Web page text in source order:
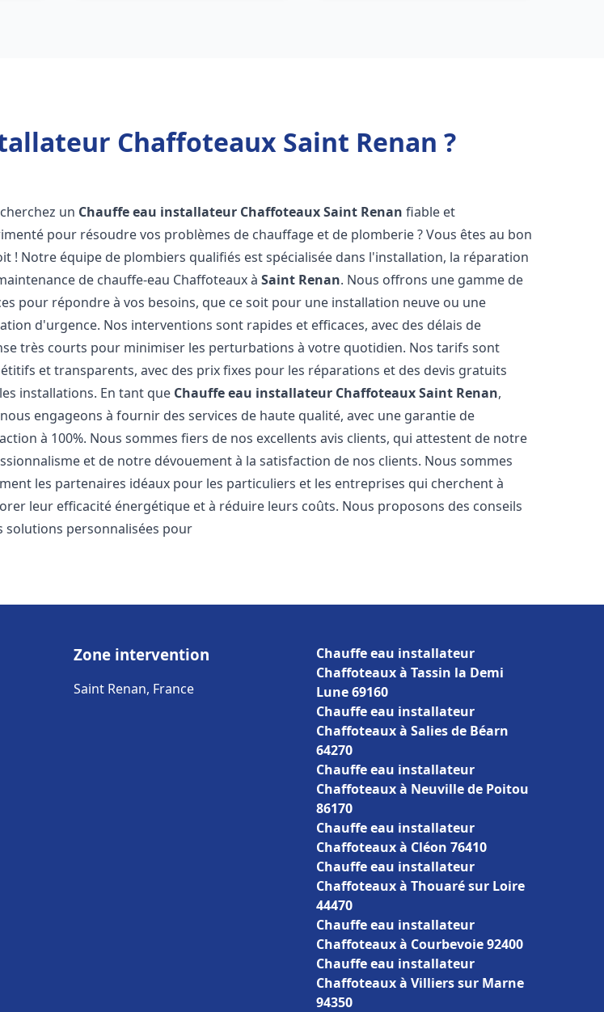
Chaffoteaux Saint Renan ?
un Chauffe eau installateur ChaffoteauxSaint Renan fiable et
pour résoudre vos problèmes de chauffage et de plomberie ? Vous êtes au bon
! Notre équipe de plombiers qualifiés est spécialisée dans l'installation, la réparation
de chauffe-eau Chaffoteaux àSaint Renan. Nous offrons une gamme de
pour répondre à vos besoins, que ce soit pour une installation neuve ou une
d'urgence. Nos interventions sont rapides et efficaces, avec des délais de
très courts pour minimiser les perturbations à votre quotidien. Nos tarifs sont
et transparents, avec des prix fixes pour les réparations et des devis gratuits
installations. En tant que Chauffe eau installateur ChaffoteauxSaint Renan,
engageons à fournir des services de haute qualité, avec une garantie de
à 100%. Nous sommes fiers de nos excellents avis clients, qui attestent de notre
et de notre dévouement à la satisfaction de nos clients. Nous sommes
les partenaires idéaux pour les particuliers et les entreprises qui cherchent à
leur efficacité énergétique et à réduire leurs coûts. Nous proposons des conseils
solutions personnalisées pour
Zone intervention
Saint Renan, France
Chauffe eau installateur
Chaffoteaux à Tassin la Demi
Lune 69160
Chauffe eau installateur
Chaffoteaux à Salies de Béarn
64270
Chauffe eau installateur
Chaffoteaux à Neuville de Poitou
86170
Chauffe eau installateur
Chaffoteaux à Cléon 76410
Chauffe eau installateur
Chaffoteaux à Thouaré sur Loire
44470
Chauffe eau installateur
Chaffoteaux à Courbevoie 92400
Chauffe eau installateur
Chaffoteaux à Villiers sur Marne
94350